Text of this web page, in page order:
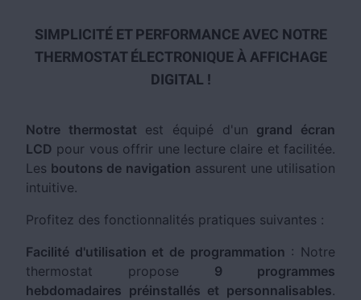
SIMPLICITÉ ET PERFORMANCE AVEC NOTRE
THERMOSTAT ÉLECTRONIQUE À AFFICHAGE
DIGITAL !
Notre thermostat est équipé d'un grand écran
LCD pour vous offrir une lecture claire et facilitée.
Les boutons de navigation assurent une utilisation
intuitive.
Profitez des fonctionnalités pratiques suivantes :
Facilité d'utilisation et de programmation : Notre
thermostat propose 9 programmes
hebdomadaires préinstallés et personnalisables.